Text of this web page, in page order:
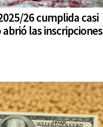
26 cumplida casi
las inscripciones